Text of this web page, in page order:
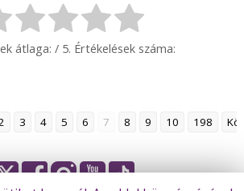
átlaga:/ 5. Értékelések száma:
3 4 5 6 7 8 9 10 198